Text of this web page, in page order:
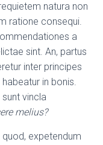
natura non
ratione consequi.
a
sint. An, partus
inter principes
in bonis.
vincla
melius?
expetendum